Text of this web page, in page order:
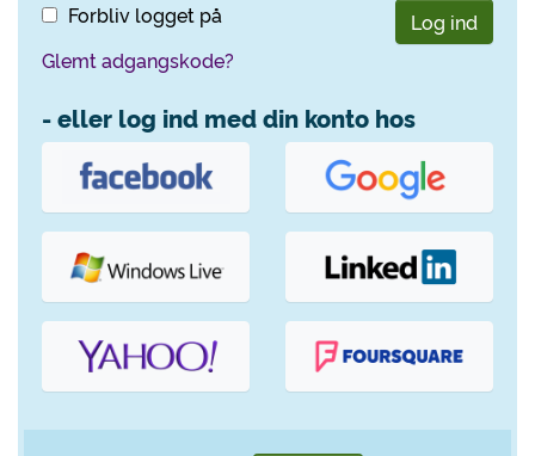
Forbliv logget på
Log ind
Glemt adgangskode?
- eller log ind med din konto hos